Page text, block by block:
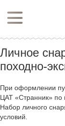
Личное
походно-
При оформлении
ЦАТ «Странник» по
Набор личного
условий.